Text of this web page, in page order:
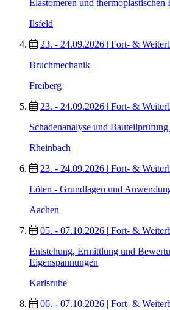
Elastomeren und thermoplastischen
Ilsfeld
23. - 24.09.2026 | Fort- &
Bruchmechanik
Freiberg
23. - 24.09.2026 | Fort- &
Schadenanalyse und
Rheinbach
23. - 24.09.2026 | Fort- &
Löten - Grundlagen und
Aachen
05. - 07.10.2026 | Fort- &
Entstehung, Ermittlung und
Eigenspannungen
Karlsruhe
06. - 07.10.2026 | Fort- &